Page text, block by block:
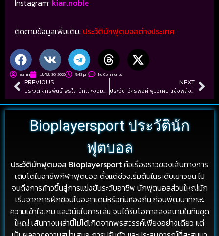
Instagram: kian.noble
ติดตามข้อมูลเพิ่มเติม: ประวัตินักฟุตบอลต่างประเทศ
admin เมษายน 30, 2026 9:43 pm No Comments
PREVIOUS
ประวัติ จักรพันธ์ พรใส นักเตะจอมพริ้วทีมขอนแก่นเอฟซี
NEXT
ประวัติ อัครพงศ์ พุ่มวิเศษ แข้งพลังเงียบ ผู้สร้างโอกาสด้วยผลงาน
Bioplayersport ประวัตินัก
ฟุตบอล
ประวัตินักฟุตบอล Bioplayersportคือเรื่องราวของเส้นทางการ
เติบโตในอาชีพกีฬาฟุตบอล ตั้งแต่ช่วงเริ่มต้นในระดับเยาวชน ไป
จนถึงการก้าวขึ้นสู่การแข่งขันระดับอาชีพ นักฟุตบอลส่วนใหญ่มัก
เริ่มจากการฝึกซ้อมในอะคาเดมีหรือทีมท้องถิ่น ก่อนพัฒนาทักษะ
ความเข้าใจเกม และวินัยในการเล่น จนได้รับโอกาสลงสนามในทีมชุด
ใหญ่ เส้นทางเหล่านี้ไม่ได้เกิดจากพรสวรรค์เพียงอย่างเดียว แต่